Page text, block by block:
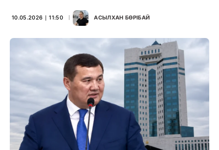
10.05.2026 ∣ 11:50 АСЫЛХАН БӨРІБАЙ